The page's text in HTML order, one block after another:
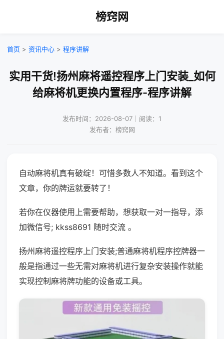
榜窍网
首页 > 资讯中心 > 程序讲解
实用干货!扬州麻将遥控程序上门安装_如何
给麻将机更换内置程序-程序讲解
发布时间：2026-08-07｜阅读：1
发布者：榜窍网
自动麻将机真有破绽！可惜多数人不知道。看到这个
文章，你的牌运就要转了！
若你在仪器使用上需要帮助，想获取一对一指导，添
加微信号; kkss8691 随时交流 。
扬州麻将遥控程序上门安装;普通麻将机程序控牌器一
般是指通过一些无需对麻将机进行复杂安装操作就能
实现控制麻将牌功能的设备或工具。